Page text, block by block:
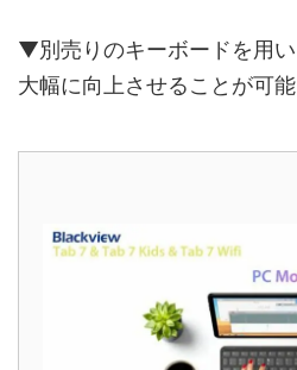
▼別売りのキーボードを用
大幅に向上させることが可能